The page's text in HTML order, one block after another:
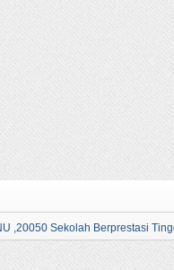
,20050 Sekolah Berprestasi